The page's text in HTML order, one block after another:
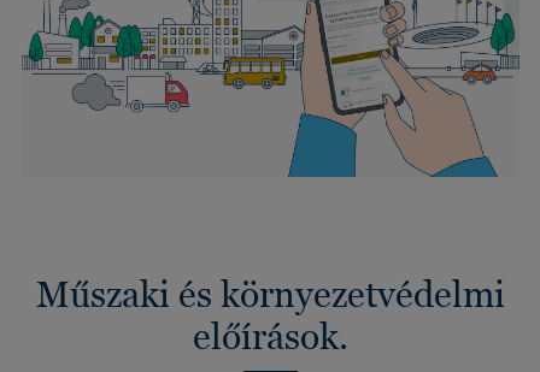
Műszaki és környezetvédelmi
előírások.